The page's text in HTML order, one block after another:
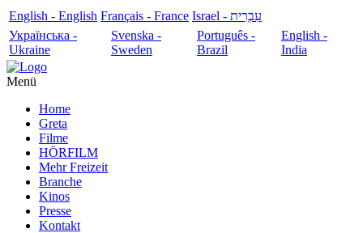
English - English Français - France
עִבְרִית - Israel
Українська -
Ukraine
Svenska -
Sweden
Português -
Brazil
English -
India
Menü
Home
Greta
Filme
HÖRFILM
Mehr Freizeit
Branche
Kinos
Presse
Kontakt